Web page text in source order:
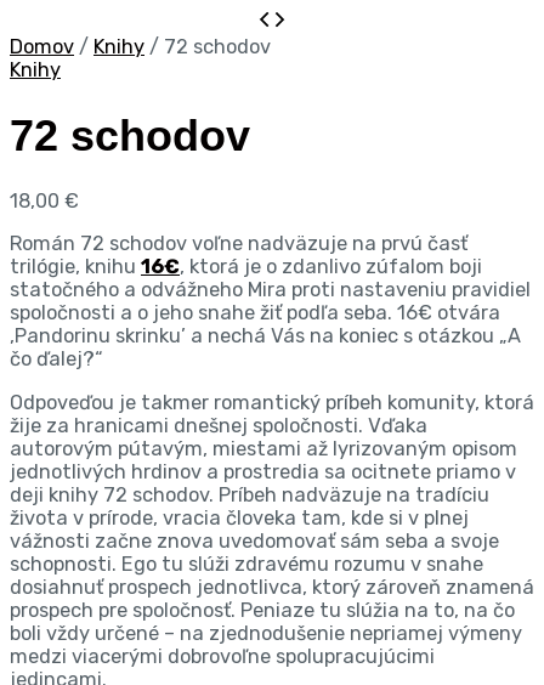
Domov / Knihy / 72 schodov
Knihy
72 schodov
18,00 €
Román 72 schodov voľne nadväzuje na prvú časť
trilógie, knihu 16€, ktorá je o zdanlivo zúfalom boji
statočného a odvážneho Mira proti nastaveniu pravidiel
spoločnosti a o jeho snahe žiť podľa seba. 16€ otvára
,Pandorinu skrinku’ a nechá Vás na koniec s otázkou „A
čo ďalej?“
Odpoveďou je takmer romantický príbeh komunity, ktorá
žije za hranicami dnešnej spoločnosti. Vďaka
autorovým pútavým, miestami až lyrizovaným opisom
jednotlivých hrdinov a prostredia sa ocitnete priamo v
deji knihy 72 schodov. Príbeh nadväzuje na tradíciu
života v prírode, vracia človeka tam, kde si v plnej
vážnosti začne znova uvedomovať sám seba a svoje
schopnosti. Ego tu slúži zdravému rozumu v snahe
dosiahnuť prospech jednotlivca, ktorý zároveň znamená
prospech pre spoločnosť. Peniaze tu slúžia na to, na čo
boli vždy určené – na zjednodušenie nepriamej výmeny
medzi viacerými dobrovoľne spolupracujúcimi
jedincami.